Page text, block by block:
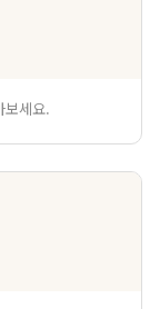
보세요.